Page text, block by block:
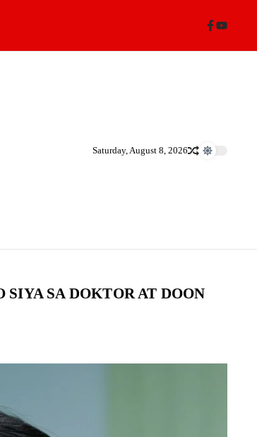
Saturday, August 8, 2026
SA DOKTOR AT DOON